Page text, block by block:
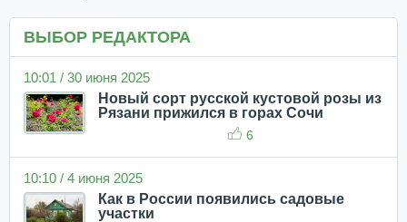
ВЫБОР РЕДАКТОРА
10:01 / 30 июня 2025
Новый сорт русской кустовой розы из
Рязани прижился в горах Сочи
6
10:10 / 4 июня 2025
Как в России появились садовые
участки